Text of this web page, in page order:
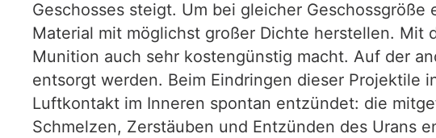
Geschosses steigt. Um bei gleicher
Material mit möglichst großer Dichte herstellen. Mit
Munition auch sehr kostengünstig macht. Auf der
entsorgt werden. Beim Eindringen dieser Projektile
Luftkontakt im Inneren spontan entzündet: die
Schmelzen, Zerstäuben und Entzünden des Urans